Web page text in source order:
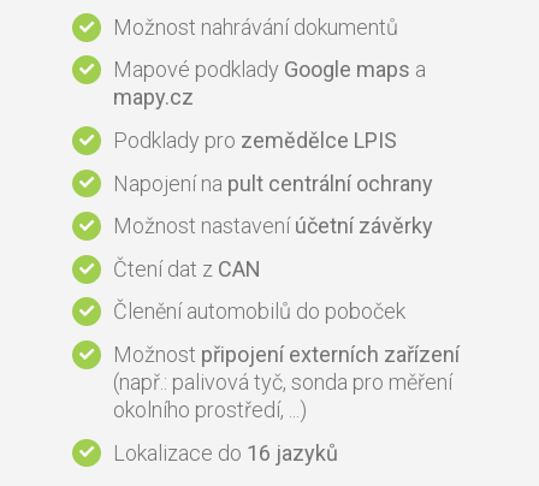
Možnost nahrávání dokumentů
Mapové podklady Google maps a
mapy.cz
Podklady pro zemědělce LPIS
Napojení na pult centrální ochrany
Možnost nastaveníúčetní závěrky
Čtení dat z CAN
Členění automobilů do poboček
Možnost připojení externích zařízení
(např.: palivová tyč, sonda pro měření
okolního prostředí, ...)
Lokalizace do 16 jazyků